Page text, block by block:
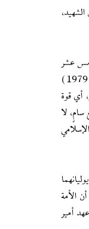
عشر
من خرداد عام 1342 (4 يونيو 1963)؟ وأي قوة جاذبة استطاعت أن تجذب الملايين إلى الشوارع في الثاني عشر من بهمن عام 1357 (1 فبراير 1979)
نموذج مذهل، أي قوة
فجر العاشر من إسفند عام 1404 (28 فبراير 2026)، وبدافع سامٍ، لا
الأمة
أمير